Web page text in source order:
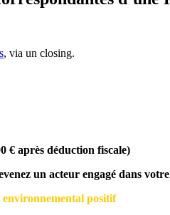
, via un closing.
€ après déduction fiscale)
un acteur engagé dans
positif